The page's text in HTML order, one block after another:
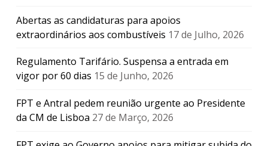
Abertas as candidaturas para apoios
extraordinários aos combustíveis 17 de Julho, 2026
Regulamento Tarifário. Suspensa a entrada em
vigor por 60 dias 15 de Junho, 2026
FPT e Antral pedem reunião urgente ao Presidente
da CM de Lisboa 27 de Março, 2026